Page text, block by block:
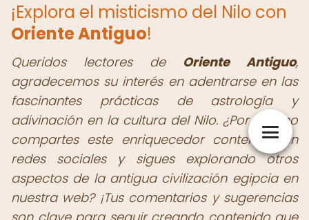
¡Explora el misticismo del Nilo con
Oriente Antiguo!
Queridos lectores de Oriente Antiguo,
agradecemos su interés en adentrarse en las
fascinantes prácticas de astrología y
adivinación en la cultura del Nilo. ¿Por qué no
compartes este enriquecedor contenido en
redes sociales y sigues explorando otros
aspectos de la antigua civilización egipcia en
nuestra web? ¡Tus comentarios y sugerencias